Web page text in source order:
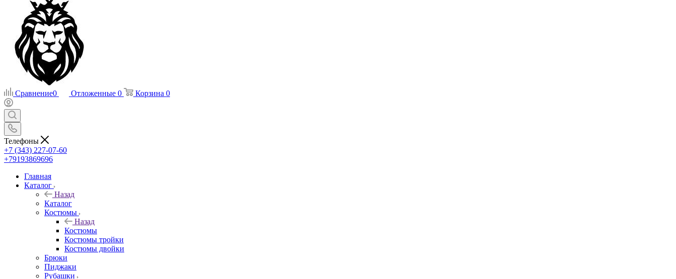
Сравнение0 Отложенные 0 Корзина 0
Телефоны
+7 (343) 227-07-60
+79193869696
Главная
Каталог
Назад
Каталог
Костюмы
Назад
Костюмы
Костюмы тройки
Костюмы двойки
Брюки
Пиджаки
Рубашки